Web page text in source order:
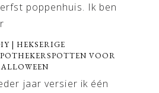
poppenhuis. Ik ben
| HEKSERIGE
VOOR
jaar versier ik één